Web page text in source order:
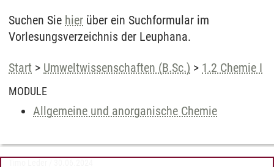
Suchen Sie hier über ein Suchformular im
Vorlesungsverzeichnis der Leuphana.
Start > Umweltwissenschaften (B.Sc.) > 1.2 Chemie I
MODULE
Allgemeine und anorganische Chemie